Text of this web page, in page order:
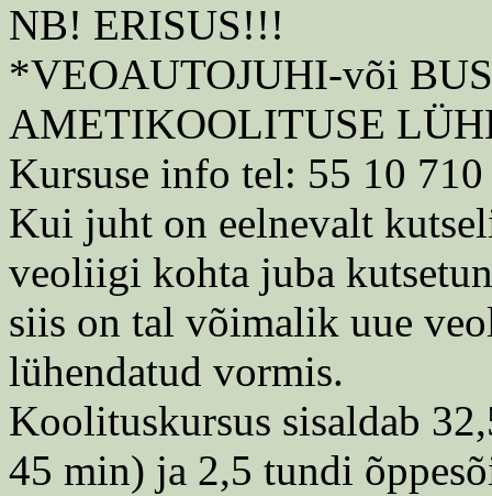
NB! ERISUS!!!
*VEOAUTOJUHI-või
AMETIKOOLITUSE
Kursuse info tel: 55 10 710
Kui juht on eelnevalt
veoliigi kohta juba
siis on tal võimalik uue
lühendatud vormis.
Koolituskursus sisaldab
45 min) ja 2,5 tundi